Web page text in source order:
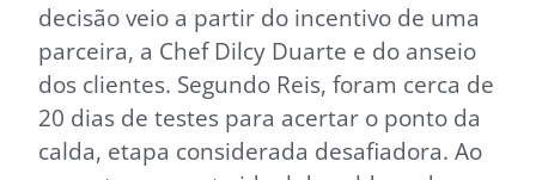
decisão veio a partir do incentivo de uma
parceira, a Chef Dilcy Duarte e do anseio
dos clientes. Segundo Reis, foram cerca de
20 dias de testes para acertar o ponto da
calda, etapa considerada desafiadora. Ao